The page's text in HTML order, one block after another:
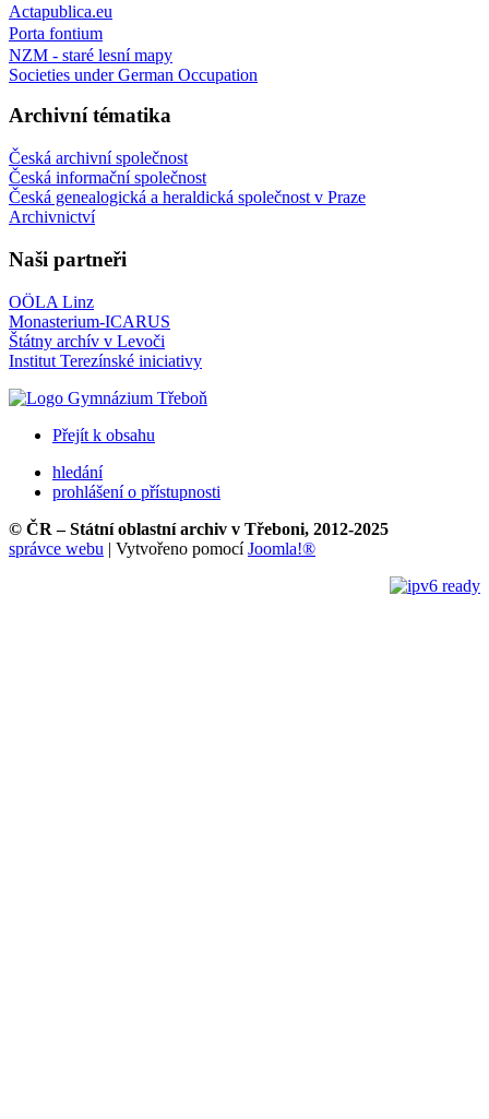
Actapublica.eu
Porta fontium
NZM - staré lesní mapy
Societies under German Occupation
Archivní tématika
Česká archivní společnost
Česká informační společnost
Česká genealogická a heraldická společnost v Praze
Archivnictví
Naši partneři
OÖLA Linz
Monasterium-ICARUS
Štátny archív v Levoči
Institut Terezínské iniciativy
Přejít k obsahu
hledání
prohlášení o přístupnosti
© ČR – Státní oblastní archiv v Třeboni, 2012-2025
správce webu | Vytvořeno pomocíJoomla!®